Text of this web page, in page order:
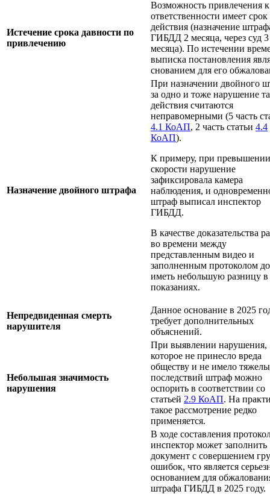
Истечение срока давности по
привлечению
Возможность привлечения к
ответственности имеет срок
действия (назначение
ГИБДД 2 месяца, через суд 3
месяца). По истечении
выписка постановления
снованием для его
Назначение двойного штрафа
При назначении двойного
за одно и тоже нарушение
действия считаются
неправомерными (5 часть
4.1 КоАП, 2 часть статьи 4.4
КоАП).
К примеру, при превышении
скорости нарушение
зафиксировала камера
наблюдения, и
штраф выписал инспектор
ГИБДД.
В качестве доказательства
во времени между
представленным видео и
заполненным протоколом
иметь небольшую разницу в
показаниях.
Непредвиденная смерть
нарушителя
Данное основание в 2025
требует дополнительных
объяснений.
Небольшая значимость
нарушения
При выявлении нарушения,
которое не принесло вреда
обществу и не имело
последствий штраф можно
оспорить в соответствии со
статьей 2.9 КоАП. На
такое рассмотрение редко
применяется.
В ходе составления
инспектор может заполнить
документ с совершением
ошибок, что является
основанием для
штрафа ГИБДД в 2025 году.